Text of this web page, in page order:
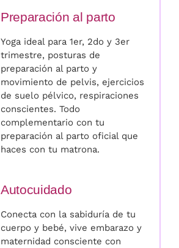
Preparación al parto
Yoga ideal para 1er, 2do y 3er
trimestre, posturas de
preparación al parto y
movimiento de pelvis, ejercicios
de suelo pélvico, respiraciones
conscientes. Todo
complementario con tu
preparación al parto oficial que
haces con tu matrona.
Autocuidado
Conecta con la sabiduría de tu
cuerpo y bebé, vive embarazo y
maternidad consciente con